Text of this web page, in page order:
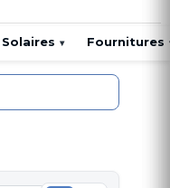
Solaires ▾ Fournitures